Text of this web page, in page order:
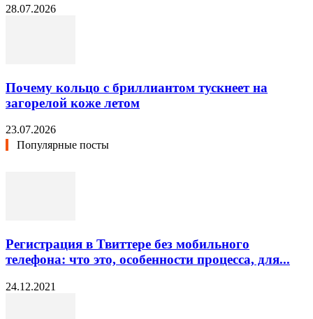
28.07.2026
Почему кольцо с бриллиантом тускнеет на
загорелой коже летом
23.07.2026
Популярные посты
Регистрация в Твиттере без мобильного
телефона: что это, особенности процесса, для...
24.12.2021